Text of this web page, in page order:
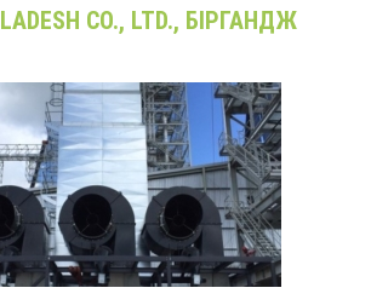
CO., LTD., БІРГАНДЖ